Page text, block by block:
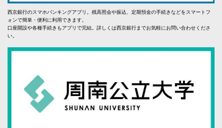
西京銀行のスマホバンキングアプリ。残高照会や振込、定期預金の手続きなどをスマートフ
ォンで簡単・便利に利用できます。
口座開設や各種手続きもアプリで完結。詳しくは西京銀行までお気軽にお問い合わせくださ
い。